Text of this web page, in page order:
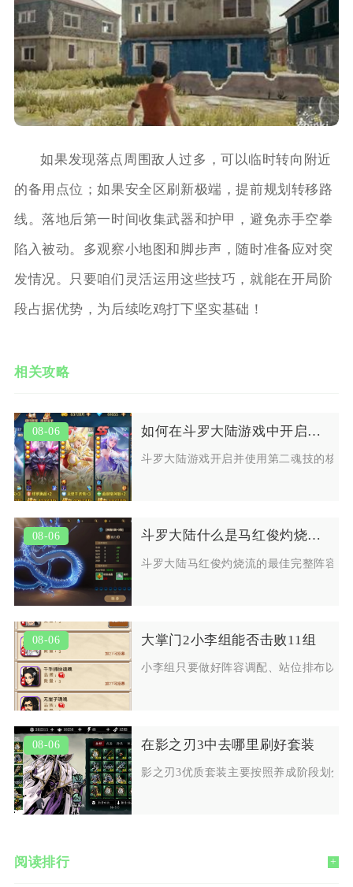
如果发现落点周围敌人过多，可以临时转向附近
的备用点位；如果安全区刷新极端，提前规划转移路
线。落地后第一时间收集武器和护甲，避免赤手空拳
陷入被动。多观察小地图和脚步声，随时准备应对突
发情况。只要咱们灵活运用这些技巧，就能在开局阶
段占据优势，为后续吃鸡打下坚实基础！
相关攻略
08-06 如何在斗罗大陆游戏中开启并使用第二魂技
斗罗大陆游戏开启并使用第二魂技的核
08-06 斗罗大陆什么是马红俊灼烧流的最佳阵容
斗罗大陆马红俊灼烧流的最佳完整阵容
08-06 大掌门2小李组能否击败11组
小李组只要做好阵容调配、站位排布以
08-06 在影之刃3中去哪里刷好套装
影之刃3优质套装主要按照养成阶段划分
阅读排行 +